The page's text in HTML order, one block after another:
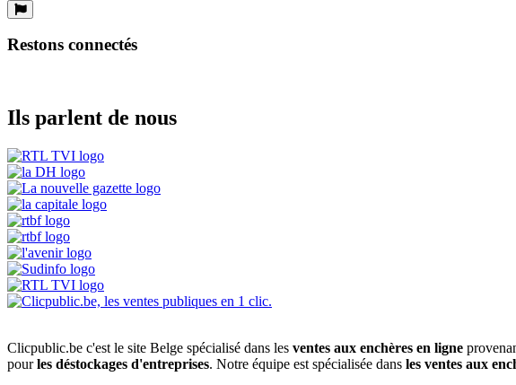
Restons connectés
Ils parlent de nous
Clicpublic.be c'est le site Belge spécialisé dans les ventes aux enchères en ligne
pourles déstockages d'entreprises. Notre équipe est spécialisée dans les ventes aux